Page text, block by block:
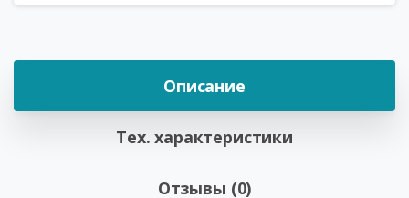
Описание
Тех. характеристики
Отзывы (0)